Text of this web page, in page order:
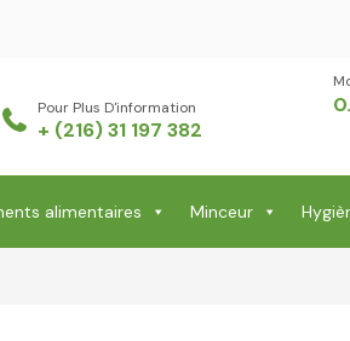
Pour Plus D'information
+ (216) 31 197 382
alimentaires Minceur